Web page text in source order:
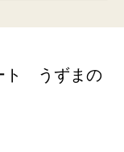
ト うずまの